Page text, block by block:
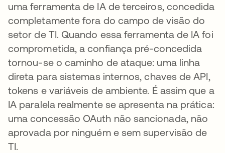
uma ferramenta de IA de terceiros, concedida
completamente fora do campo de visão do
setor de TI. Quando essa ferramenta de IA foi
comprometida, a confiança pré-concedida
tornou-se o caminho de ataque: uma linha
direta para sistemas internos, chaves de API,
tokens e variáveis de ambiente. É assim que a
IA paralela realmente se apresenta na prática:
uma concessão OAuth não sancionada, não
aprovada por ninguém e sem supervisão de
TI.